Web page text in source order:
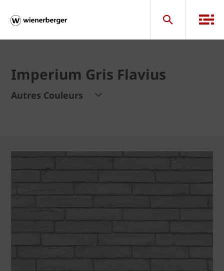
Imperium Gris Flavius
Autres Couleurs